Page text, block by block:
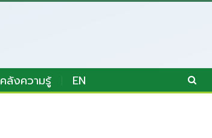
คลังความรู้ EN